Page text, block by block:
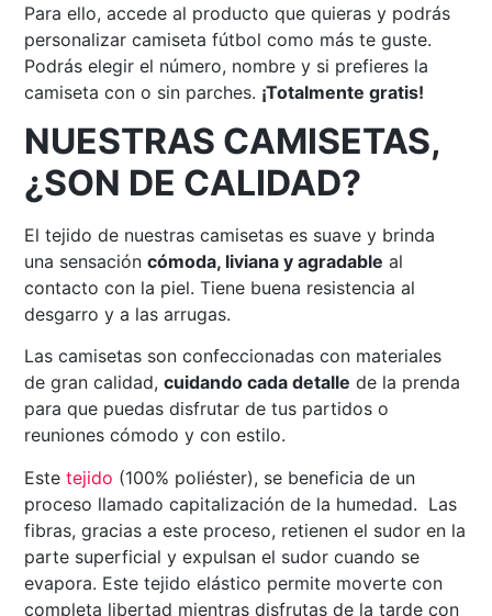
Para ello, accede al producto que quieras y podrás
personalizar camiseta fútbol como más te guste.
Podrás elegir el número, nombre y si prefieres la
camiseta con o sin parches. ¡Totalmente gratis!
NUESTRAS CAMISETAS,
¿SON DE CALIDAD?
El tejido de nuestras camisetas es suave y brinda
una sensacióncómoda, liviana y agradable al
contacto con la piel. Tiene buena resistencia al
desgarro y a las arrugas.
Las camisetas son confeccionadas con materiales
de gran calidad,cuidando cada detalle de la prenda
para que puedas disfrutar de tus partidos o
reuniones cómodo y con estilo.
Estetejido (100% poliéster), se beneficia de un
proceso llamado capitalización de la humedad. Las
fibras, gracias a este proceso, retienen el sudor en la
parte superficial y expulsan el sudor cuando se
evapora. Este tejido elástico permite moverte con
completa libertad mientras disfrutas de la tarde con